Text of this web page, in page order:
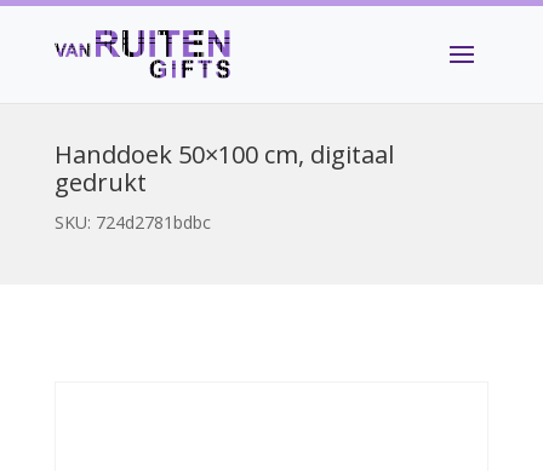
Handdoek 50×100 cm, digitaal
gedrukt
SKU: 724d2781bdbc